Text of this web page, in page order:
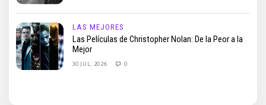
LAS MEJORES
Las Películas de Christopher Nolan: De la Peor a la
Mejor
30 JUL, 2026 0